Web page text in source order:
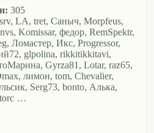
305
srv, LA, tret, Саныч, Morpfeus,
Komissar, федор, RemSpektr,
Ломастер, Икс, Progressor,
glpolina, rikkitikkitavi,
Gyrza81, Lotar, raz65,
лимон, tom, Chevalier,
Serg73, bonto, Алька,
…